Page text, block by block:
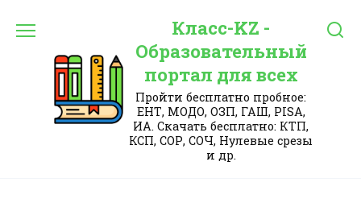
Класс-KZ -
Образовательный
портал для всех
Пройти бесплатно пробное:
ЕНТ, МОДО, ОЗП, ГАШ, PISA,
ИА. Скачать бесплатно: КТП,
КСП, СОР, СОЧ, Нулевые срезы
и др.